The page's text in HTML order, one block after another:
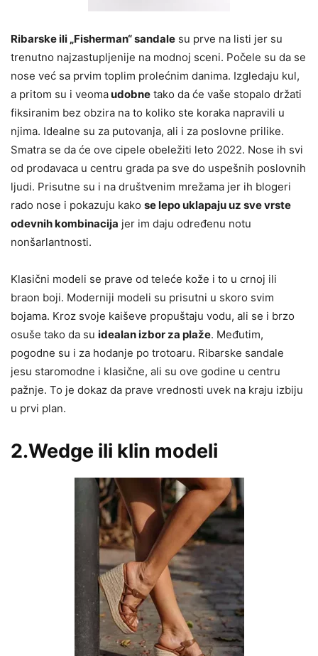
Ribarske ili „Fisherman“ sandale su prve na listi jer su
trenutno najzastupljenije na modnoj sceni. Počele su da se
nose već sa prvim toplim prolećnim danima. Izgledaju kul,
a pritom su i veomaudobne tako da će vaše stopalo držati
fiksiranim bez obzira na to koliko ste koraka napravili u
njima. Idealne su za putovanja, ali i za poslovne prilike.
Smatra se da će ove cipele obeležiti leto 2022. Nose ih svi
od prodavaca u centru grada pa sve do uspešnih poslovnih
ljudi. Prisutne su i na društvenim mrežama jer ih blogeri
rado nose i pokazuju kako se lepo uklapaju uz sve vrste
odevnih kombinacija jer im daju određenu notu
nonšarlantnosti.
Klasični modeli se prave od teleće kože i to u crnoj ili
braon boji. Moderniji modeli su prisutni u skoro svim
bojama. Kroz svoje kaiševe propuštaju vodu, ali se i brzo
osuše tako da su idealan izbor za plaže. Međutim,
pogodne su i za hodanje po trotoaru. Ribarske sandale
jesu staromodne i klasične, ali su ove godine u centru
pažnje. To je dokaz da prave vrednosti uvek na kraju izbiju
u prvi plan.
2.Wedge ili klin modeli